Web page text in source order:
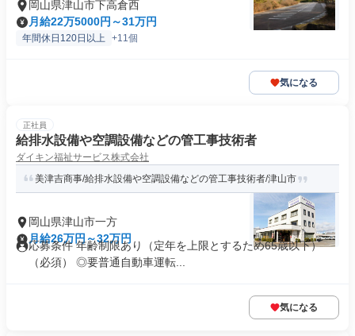
岡山県津山市下高倉西
月給22万5000円～31万円
年間休日120日以上 +11個
気になる
正社員
給排水設備や空調設備などの管工事技術者
ダイキン福祉サービス株式会社
美津吉商事/給排水設備や空調設備などの管工事技術者/津山市
岡山県津山市一方
月給26万円～32万円
応募条件 年齢制限あり（定年を上限とするため65歳以下）
（必須） ◎要普通自動車運転...
気になる